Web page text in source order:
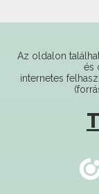
internetes